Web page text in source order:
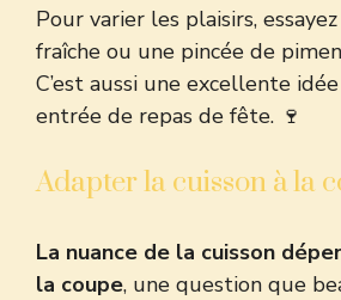
Pour varier les plaisirs,
fraîche ou une pincée de
C’est aussi une excellente
entrée de repas de fête. 🍷
Adapter la cuisson à la
La nuance de la cuisson
la coupe, une question que